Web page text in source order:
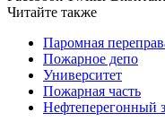
Читайте также
Паромная
Пожарное депо
Университет
Пожарная часть
Нефтеперегонный